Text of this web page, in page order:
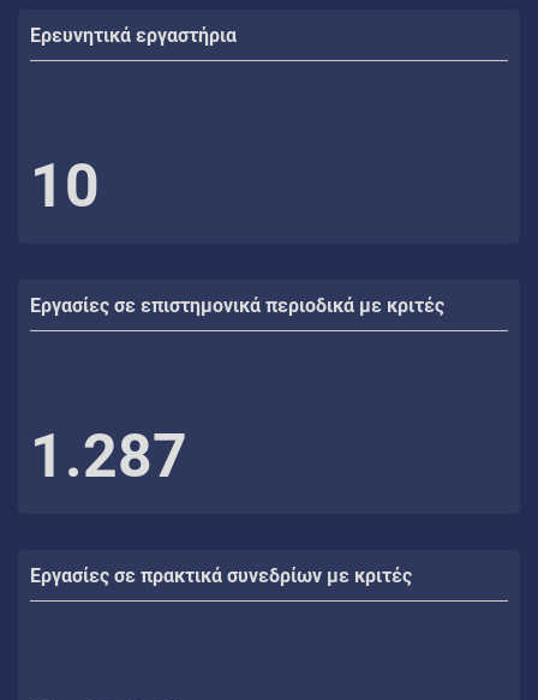
Ερευνητικά εργαστήρια
10
Εργασίες σε επιστημονικά περιοδικά με κριτές
1.287
Εργασίες σε πρακτικά συνεδρίων με κριτές